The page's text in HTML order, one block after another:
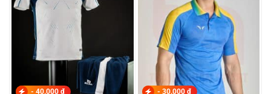
- 40.000 ₫ - 30.000 ₫